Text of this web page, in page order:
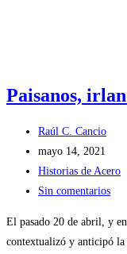
Paisanos,
Raúl C. Cancio
mayo 14, 2021
Historias de Acero
Sin comentarios
El pasado 20 de abril, y
contextualizó y anticipó